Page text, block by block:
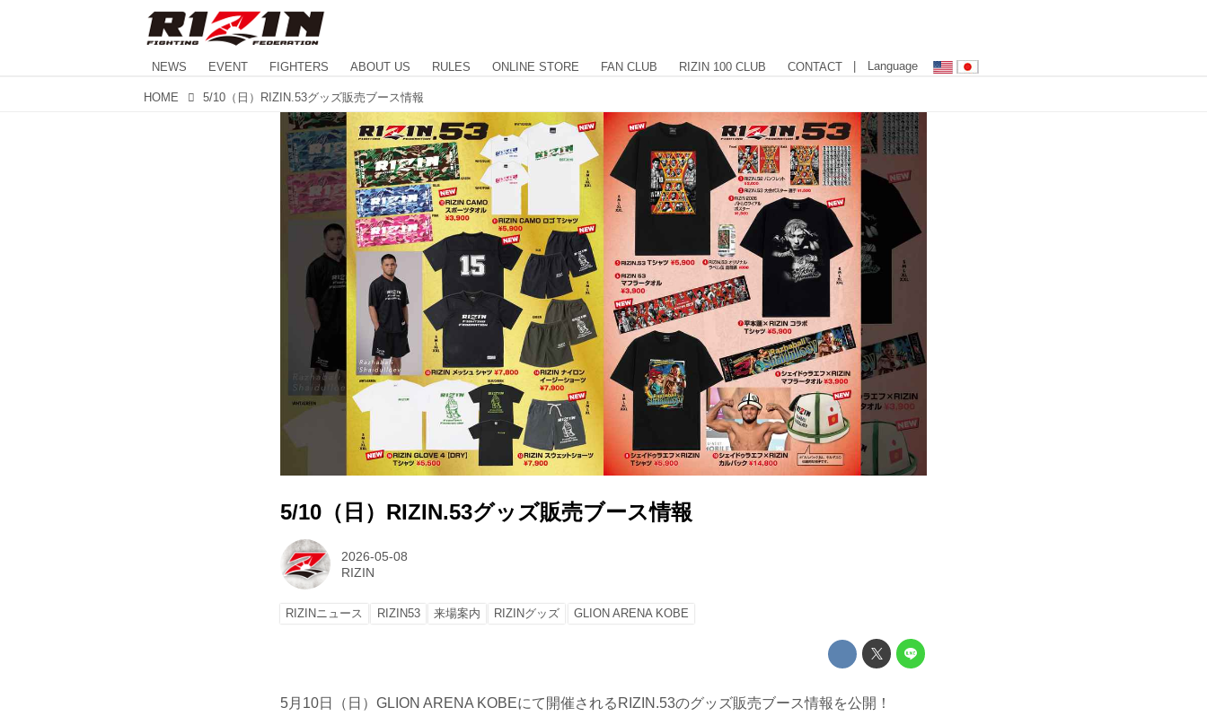
NEWS EVENT FIGHTERS ABOUT US RULES ONLINE STORE FAN CLUB RIZIN 100 CLUB CONTACT | Language
HOME 5/10（日）RIZIN.53グッズ販売ブース情報
5/10（日）RIZIN.53グッズ販売ブース情報
2026-05-08
RIZIN
RIZINニュース RIZIN53 来場案内 RIZINグッズ GLION ARENA KOBE
5月10日（日）GLION ARENA KOBEにて開催されるRIZIN.53のグッズ販売ブース情報を公開！